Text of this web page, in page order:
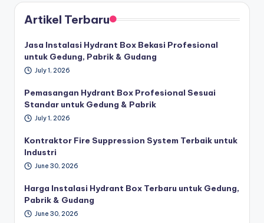
Artikel Terbaru
Jasa Instalasi Hydrant Box Bekasi Profesional
untuk Gedung, Pabrik & Gudang
July 1, 2026
Pemasangan Hydrant Box Profesional Sesuai
Standar untuk Gedung & Pabrik
July 1, 2026
Kontraktor Fire Suppression System Terbaik untuk
Industri
June 30, 2026
Harga Instalasi Hydrant Box Terbaru untuk Gedung,
Pabrik & Gudang
June 30, 2026